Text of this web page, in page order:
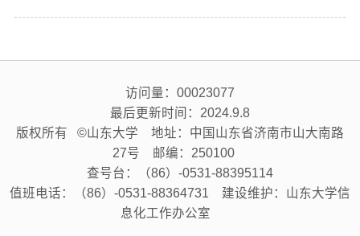
访问量： 00023077
最后更新时间： 2024.9.8
版权所有 ©山东大学 地址：中国山东省济南市山大南路
27号 邮编：250100
查号台：（86）-0531-88395114
值班电话：（86）-0531-88364731 建设维护：山东大学信
息化工作办公室